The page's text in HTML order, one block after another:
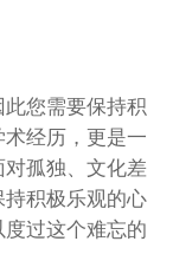
您需要保持积
经历，更是一
孤独、文化差
积极乐观的心
过这个难忘的